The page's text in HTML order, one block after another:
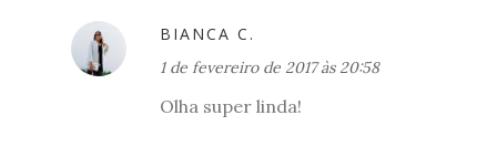
BIANCA C.
1 de fevereiro de 2017 às 20:58
Olha super linda!